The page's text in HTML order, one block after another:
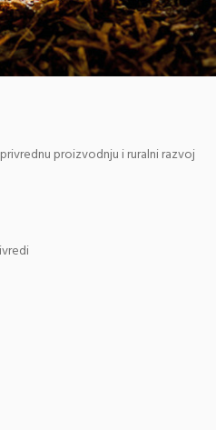
proizvodnju i ruralni razvoj